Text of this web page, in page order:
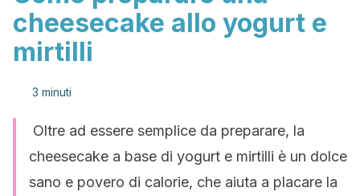
cheesecake allo yogurt e
mirtilli
3 minuti
Oltre ad essere semplice da preparare, la
cheesecake a base di yogurt e mirtilli è un dolce
sano e povero di calorie, che aiuta a placare la